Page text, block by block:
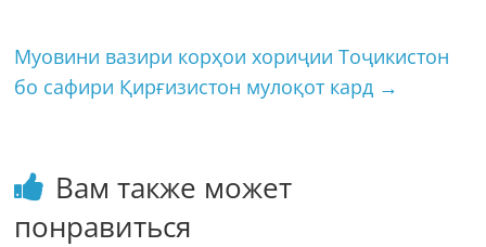
Муовини вазири корҳои хориҷии Тоҷикистон
бо сафири Қирғизистон мулоқот кард →
Вам также может
понравиться